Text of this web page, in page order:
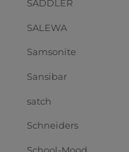
SADDLER
SALEWA
Samsonite
Sansibar
satch
Schneiders
School-Mood